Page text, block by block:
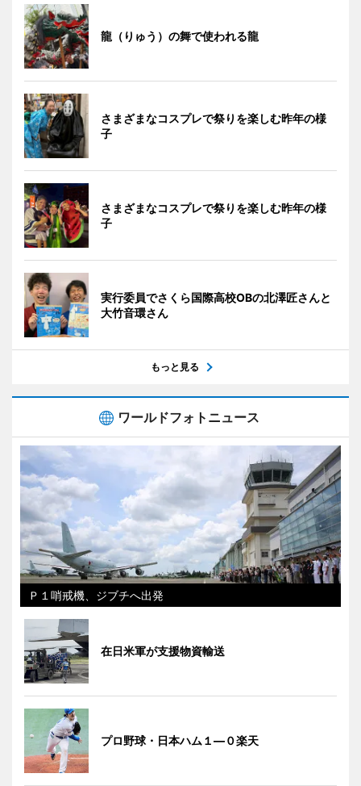
龍（りゅう）の舞で使われる龍
さまざまなコスプレで祭りを楽しむ昨年の様
子
さまざまなコスプレで祭りを楽しむ昨年の様
子
実行委員でさくら国際高校OBの北澤匠さんと
大竹音環さん
もっと見る
ワールドフォトニュース
Ｐ１哨戒機、ジブチへ出発
在日米軍が支援物資輸送
プロ野球・日本ハム１―０楽天